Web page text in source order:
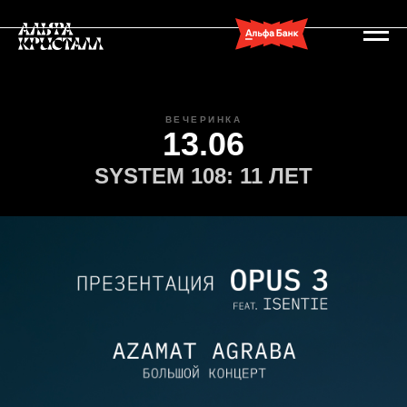
ВЕЧЕРИНКА
13.06
SYSTEM 108: 11 ЛЕТ